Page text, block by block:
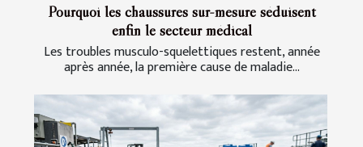
Pourquoi les chaussures sur-mesure séduisent
enfin le secteur médical
Les troubles musculo-squelettiques restent, année
après année, la première cause de maladie...